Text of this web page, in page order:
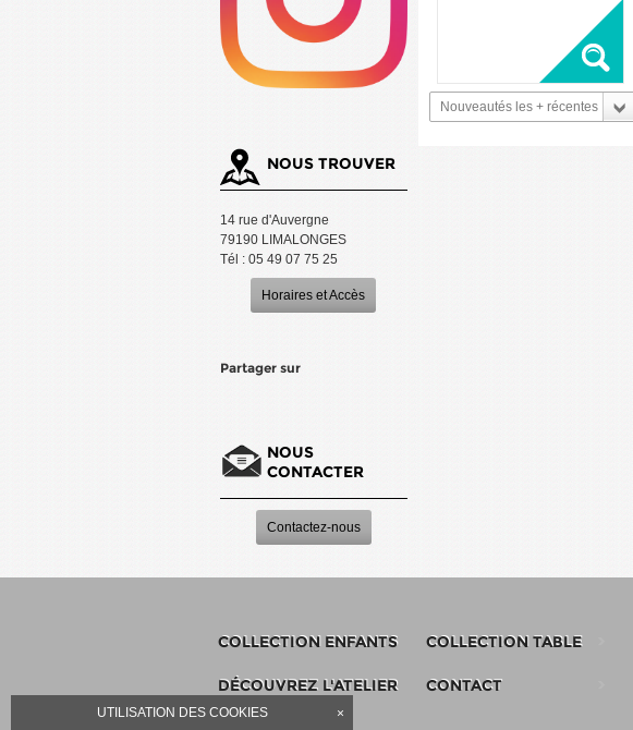
UTILISATION DES COOKIES ×
NOUS TROUVER
14 rue d'Auvergne
79190 LIMALONGES
Tél : 05 49 07 75 25
Horaires et Accès
Partager sur
NOUS
CONTACTER
Contactez-nous
Nouveautés les + récentes
COLLECTION ENFANTS COLLECTION TABLE
DÉCOUVREZ L'ATELIER CONTACT